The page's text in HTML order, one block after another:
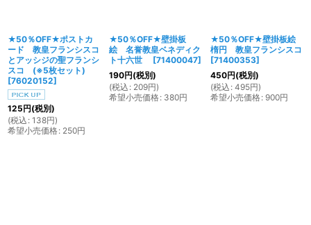
★50％OFF★ポストカ
ード 教皇フランシスコ
とアッシジの聖フランシ
スコ (※5枚セット)
[76020152]
125円(税別)
(税込 : 138円)
希望小売価格: 250円
★50％OFF★壁掛板
絵 名誉教皇ベネディク
ト十六世
[71400047]
190円(税別)
(税込 : 209円)
希望小売価格: 380円
★50％OFF★壁掛板絵
楕円 教皇フランシスコ
[71400353]
450円(税別)
(税込 : 495円)
希望小売価格: 900円